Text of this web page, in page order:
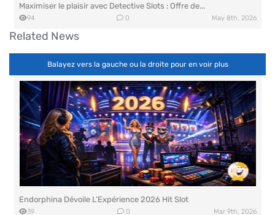
Maximiser le plaisir avec Detective Slots : Offre de...
94 0 May 8th, 2026
BGaming lance l’événement Aviamasters 2 Flight School
87 0 May 18th, 2026
Related News
Balayez vers la gauche ou la droite pour en voir plus
Endorphina Dévoile L’Expérience 2026 Hit Slot
39 0 Mar 9th, 2026